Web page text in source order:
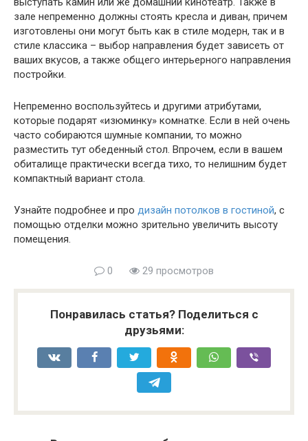
зале непременно должны стоять кресла и диван, причем
изготовлены они могут быть как в стиле модерн, так и в
стиле классика – выбор направления будет зависеть от
ваших вкусов, а также общего интерьерного направления
постройки.
Непременно воспользуйтесь и другими атрибутами,
которые подарят «изюминку» комнатке. Если в ней очень
часто собираются шумные компании, то можно
разместить тут обеденный стол. Впрочем, если в вашем
обиталище практически всегда тихо, то нелишним будет
компактный вариант стола.
Узнайте подробнее и про дизайн потолков в гостиной, с
помощью отделки можно зрительно увеличить высоту
помещения.
0 29 просмотров
Понравилась статья? Поделиться с
друзьями: